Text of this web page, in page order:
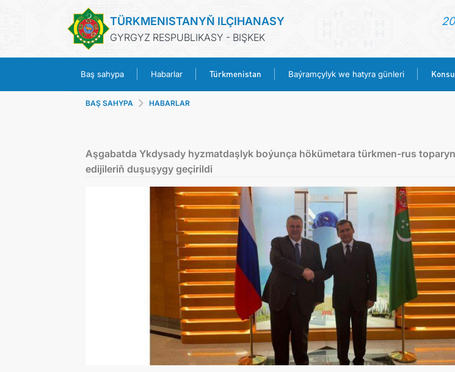
TÜRKMENISTANYŇ ILÇIHANASY
GYRGYZ RESPUBLIKASY - BIŞKEK
Baş sahypa Habarlar Türkmenistan Baýramçylyk we hatyra günleri
BAÝRAMÇYLYK WE HATYRA
KONSULLYK
DIM
ARAGATNAŞYK
BAŞ SAHYPA HABARLAR
Aşgabatda Ykdysady hyzmatdaşlyk boýunça hökümetara türkmen-rus
edijileriň duşuşygy geçirildi